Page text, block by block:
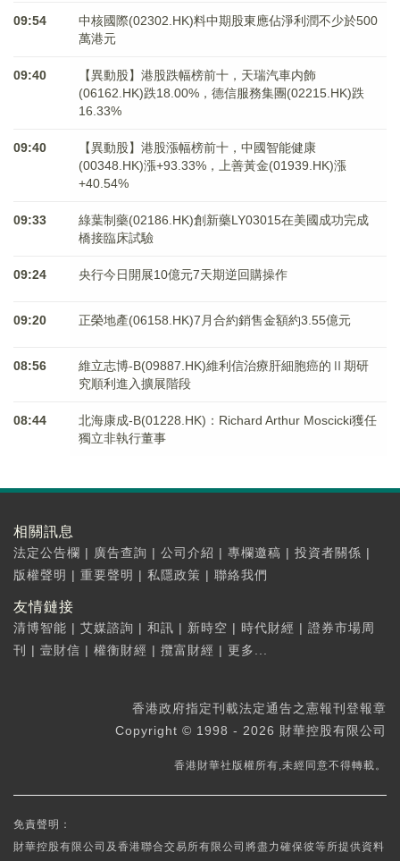
09:54
中核國際(02302.HK)料中期股東應佔淨利潤不少於500
萬港元
09:40
【異動股】港股跌幅榜前十，天瑞汽車内飾
(06162.HK)跌18.00%，德信服務集團(02215.HK)跌
16.33%
09:40
【異動股】港股漲幅榜前十，中國智能健康
(00348.HK)漲+93.33%，上善黃金(01939.HK)漲
+40.54%
09:33
綠葉制藥(02186.HK)創新藥LY03015在美國成功完成
橋接臨床試驗
09:24 央行今日開展10億元7天期逆回購操作
09:20 正榮地產(06158.HK)7月合約銷售金額約3.55億元
08:56
維立志博-B(09887.HK)維利信治療肝細胞癌的Ⅱ期研
究順利進入擴展階段
08:44
北海康成-B(01228.HK)：Richard Arthur Moscicki獲任
獨立非執行董事
相關訊息
法定公告欄 | 廣告查詢 | 公司介紹 | 專欄邀稿 | 投資者關係 |
版權聲明 | 重要聲明 | 私隱政策 | 聯絡我們
友情鏈接
清博智能 | 艾媒諮詢 | 和訊 | 新時空 | 時代財經 | 證券市場周
刊
| 壹財信 | 權衡財經 | 攬富財經 | 更多...
香港政府指定刊載法定通告之憲報刊登報章
Copyright © 1998 - 2026 財華控股有限公司
香港財華社版權所有,未經同意不得轉載。
免責聲明：
財華控股有限公司及香港聯合交易所有限公司將盡力確保彼等所提供資料